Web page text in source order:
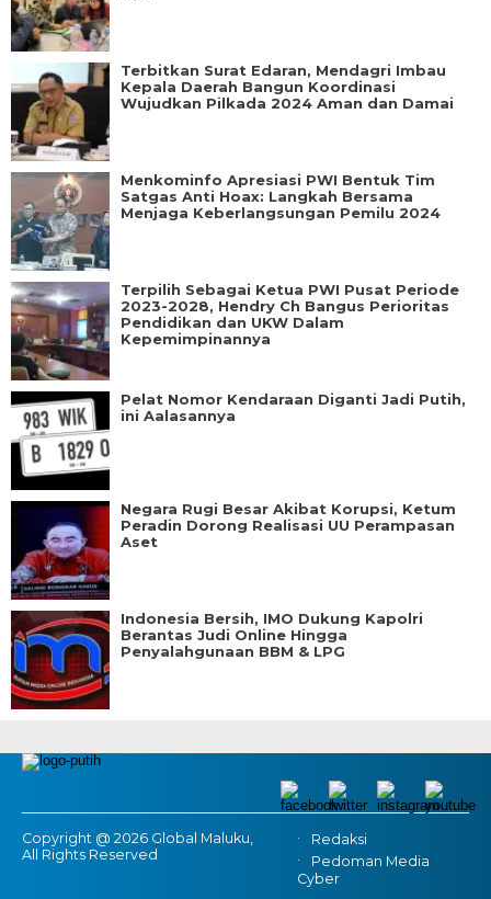
Terbitkan Surat Edaran, Mendagri Imbau
Kepala Daerah Bangun Koordinasi
Wujudkan Pilkada 2024 Aman dan Damai
Menkominfo Apresiasi PWI Bentuk Tim
Satgas Anti Hoax: Langkah Bersama
Menjaga Keberlangsungan Pemilu 2024
Terpilih Sebagai Ketua PWI Pusat Periode
2023-2028, Hendry Ch Bangus Perioritas
Pendidikan dan UKW Dalam
Kepemimpinannya
Pelat Nomor Kendaraan Diganti Jadi Putih,
ini Aalasannya
Negara Rugi Besar Akibat Korupsi, Ketum
Peradin Dorong Realisasi UU Perampasan
Aset
Indonesia Bersih, IMO Dukung Kapolri
Berantas Judi Online Hingga
Penyalahgunaan BBM & LPG
Copyright @ 2026 Global Maluku,
All Rights Reserved
Redaksi
Pedoman Media
Cyber